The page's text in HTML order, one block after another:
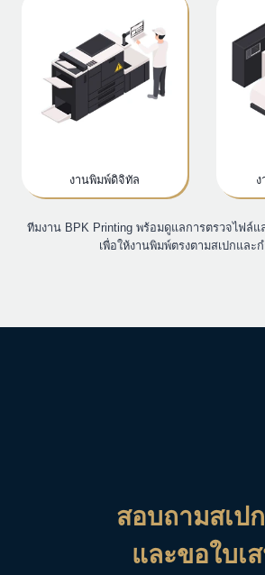
งานพิมพ์ดิจิทัล
ทีมงาน BPK Printing พร้อมดูแลการตรวจไฟล์
เพื่อให้งานพิมพ์ตรงตามสเปกและ
สอบถามสเป
และขอใบเ